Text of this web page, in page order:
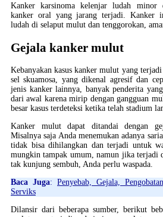
Kanker karsinoma kelenjar ludah minor
kanker oral yang jarang terjadi. Kanker
ludah di selaput mulut dan tenggorokan,
Gejala kanker mulut
Kebanyakan kasus kanker mulut yang
sel skuamosa, yang dikenal agresif dan
jenis kanker lainnya, banyak penderita
dari awal karena mirip dengan gangguan
besar kasus terdeteksi ketika telah stadium
Kanker mulut dapat ditandai dengan
Misalnya saja Anda menemukan adanya
tidak bisa dihilangkan dan terjadi untuk
mungkin tampak umum, namun jika terjadi
tak kunjung sembuh, Anda perlu waspada.
Baca Juga: Penyebab, Gejala,
Serviks
Dilansir dari beberapa sumber, berikut